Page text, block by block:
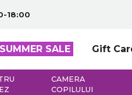
18:00
SUMMER SALE Gift
CAMERA
COPILULUI